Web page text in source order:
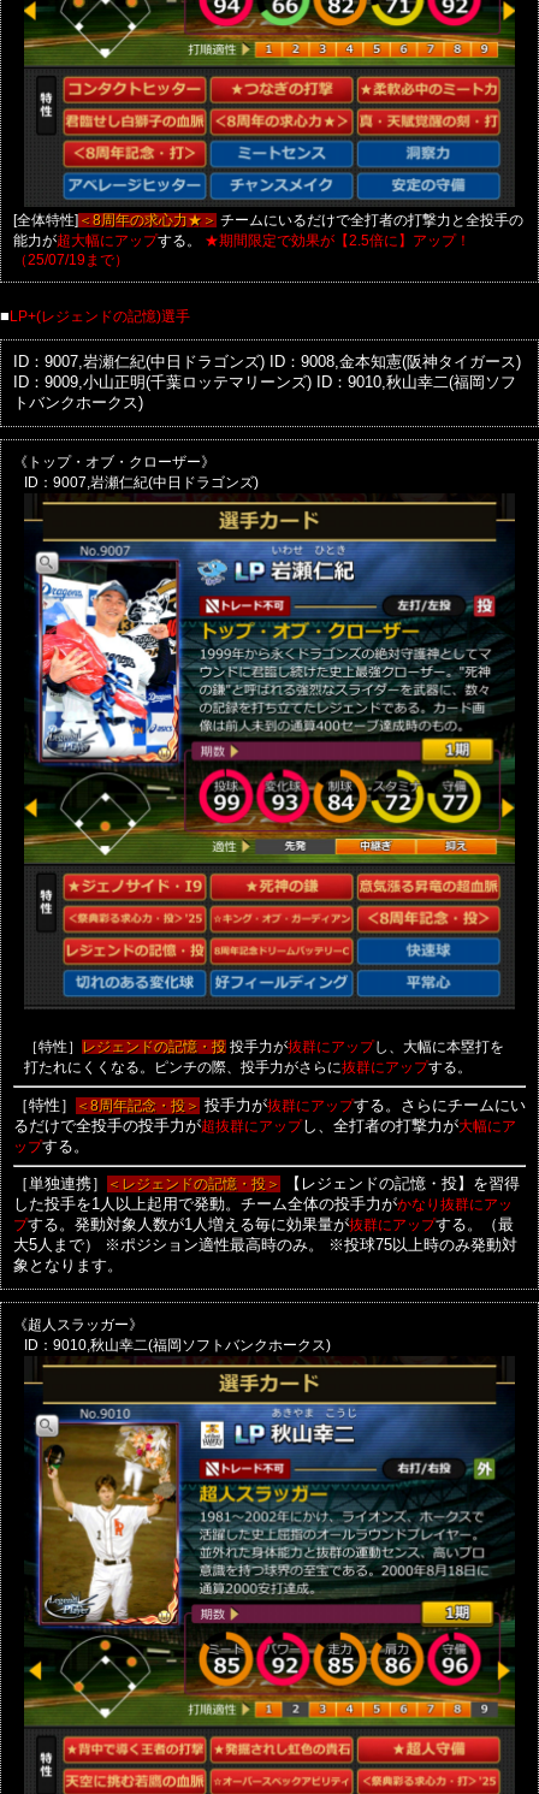
[全体特性] ＜8周年の求心力★＞ チームにいるだけで全打者の打撃力と全投手の
能力が超大幅にアップする。
★期間限定で効果が【2.5倍に】アップ！
（25/07/19まで）
■ LP+(レジェンドの記憶)選手
ID：9007,岩瀬仁紀(中日ドラゴンズ) ID：9008,金本知憲(阪神タイガース)
ID：9009,小山正明(千葉ロッテマリーンズ) ID：9010,秋山幸二(福岡ソフ
トバンクホークス)
《トップ・オブ・クローザー》
ID：9007,岩瀬仁紀(中日ドラゴンズ)
［特性］ レジェンドの記憶・投投手力が抜群にアップし、大幅に本塁打を
打たれにくくなる。ピンチの際、投手力がさらに抜群にアップする。
［特性］ ＜8周年記念・投＞ 投手力が抜群にアップする。さらにチームにい
るだけで全投手の投手力が超抜群にアップし、全打者の打撃力が大幅にア
ップする。
［単独連携］ ＜レジェンドの記憶・投＞
【レジェンドの記憶・投】を習得
した投手を1人以上起用で発動。チーム全体の投手力がかなり抜群にアッ
プする。発動対象人数が1人増える毎に効果量が抜群にアップする。（最
大5人まで）
※ポジション適性最高時のみ。
※投球75以上時のみ発動対
象となります。
《超人スラッガー》
ID：9010,秋山幸二(福岡ソフトバンクホークス)